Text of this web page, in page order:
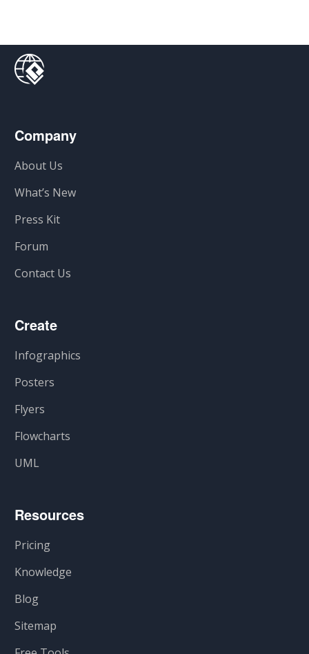
Company
About Us
What’s New
Press Kit
Forum
Contact Us
Create
Infographics
Posters
Flyers
Flowcharts
UML
Resources
Pricing
Knowledge
Blog
Sitemap